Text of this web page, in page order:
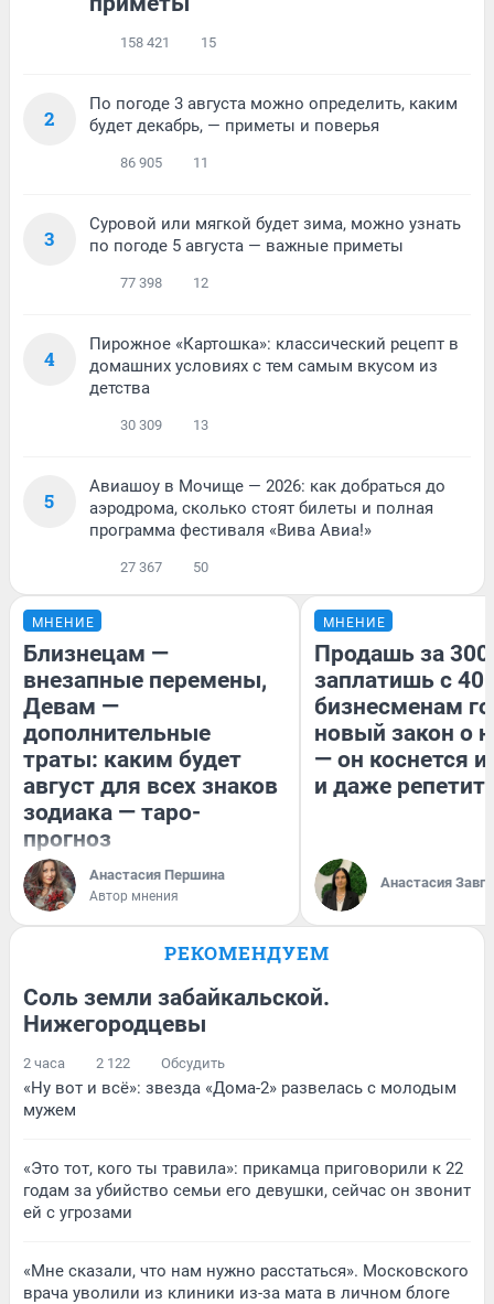
158 421 15
2
По погоде 3 августа можно определить, каким
будет декабрь, — приметы и поверья
86 905 11
3
Суровой или мягкой будет зима, можно узнать
по погоде 5 августа — важные приметы
77 398 12
4
Пирожное «Картошка»: классический рецепт в
домашних условиях с тем самым вкусом из
детства
30 309 13
5
Авиашоу в Мочище — 2026: как добраться до
аэродрома, сколько стоят билеты и полная
программа фестиваля «Вива Авиа!»
27 367 50
МНЕНИЕ
Близнецам —
внезапные перемены,
Девам —
дополнительные
траты: каким будет
август для всех знаков
зодиака — таро-
прогноз
Анастасия Першина
Автор мнения
МНЕНИЕ
Продашь за
заплатишь с
бизнесменам
новый закон о
— он коснется
и даже
Анастасия
РЕКОМЕНДУЕМ
Соль земли забайкальской.
Нижегородцевы
2 часа 2 122 Обсудить
«Ну вот и всё»: звезда «Дома-2» развелась с молодым
мужем
«Это тот, кого ты травила»: прикамца приговорили к 22
годам за убийство семьи его девушки, сейчас он звонит
ей с угрозами
«Мне сказали, что нам нужно расстаться». Московского
врача уволили из клиники из-за мата в личном блоге